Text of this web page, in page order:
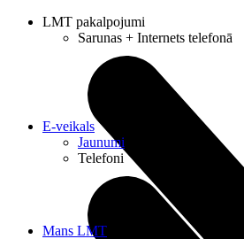
LMT pakalpojumi
Sarunas + Internets telefonā
E-veikals
Jaunumi
Telefoni
Mans LMT